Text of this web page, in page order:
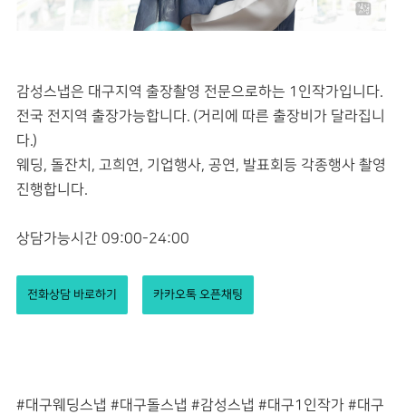
감성스냅은 대구지역 출장촬영 전문으로하는 1인작가입니다.
전국 전지역 출장가능합니다. (거리에 따른 출장비가 달라집니
다.)
웨딩, 돌잔치, 고희연, 기업행사, 공연, 발표회등 각종행사 촬영
진행합니다.
상담가능시간 09:00-24:00
전화상담 바로하기 카카오톡 오픈채팅
#대구웨딩스냅 #대구돌스냅 #감성스냅 #대구1인작가 #대구